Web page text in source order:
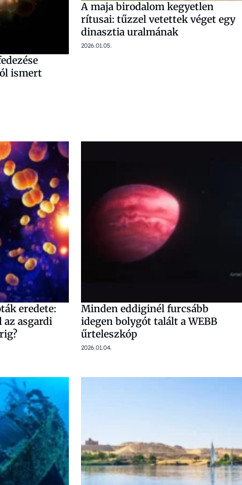
ismert
A maja birodalom kegyetlen
rítusai: tűzzel vetettek véget egy
dinasztia uralmának
2026.01.05.
eredete:
asgardi
Minden eddiginél furcsább
idegen bolygót talált a WEBB
űrteleszkóp
2026.01.04.